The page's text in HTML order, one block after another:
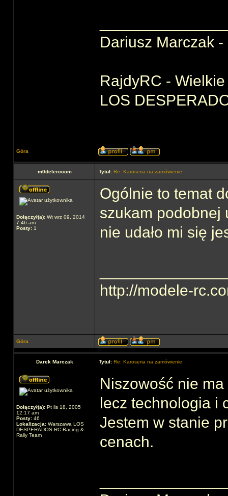
Dariusz Marczak
RajdyRC -
LOS
Góra
m0delerccom Tytuł: Re: Karoseria na zamówienie
Dołączył(a): Wt wrz 09, 2014
7:46 am
Posty: 1
Ogólnie to temat
szukam podobnej
nie udało mi się
http://modele-
Góra
Darek Marczak Tytuł: Re: Karoseria na zamówienie
Dołączył(a): Pt lis 18, 2005
12:17 am
Posty: 46
Lokalizacja: Warszawa LOS
DESPERADOS RC Racing &
Rally Team
Niszowość nie
lecz technologia i
Jestem w stanie
cenach.